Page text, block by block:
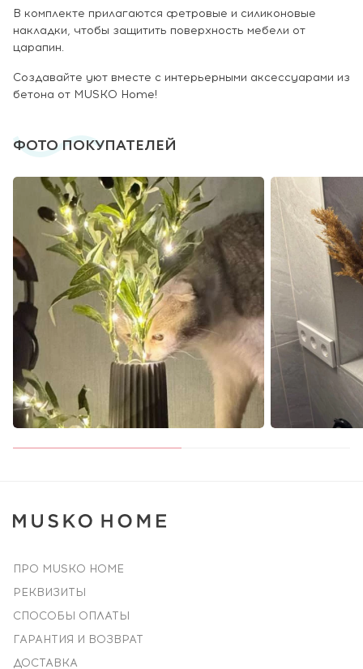
В комплекте прилагаются фетровые и силиконовые
накладки, чтобы защитить поверхность мебели от
царапин.
Создавайте уют вместе с интерьерными аксессуарами из
бетона от MUSKO Home!
ФОТО ПОКУПАТЕЛЕЙ
ПРО MUSKO HOME
РЕКВИЗИТЫ
СПОСОБЫ ОПЛАТЫ
ГАРАНТИЯ И ВОЗВРАТ
ДОСТАВКА